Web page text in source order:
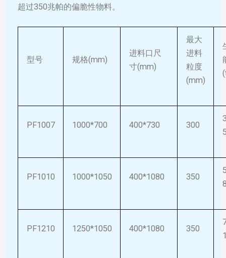
超过350兆帕的偏脆性物料。
型号 规格(mm)
进料口尺
寸(mm)
最大
进料
粒度
(mm)
PF1007 1000*700 400*730 300
PF1010 1000*1050 400*1080 350
PF1210 1250*1050 400*1080 350